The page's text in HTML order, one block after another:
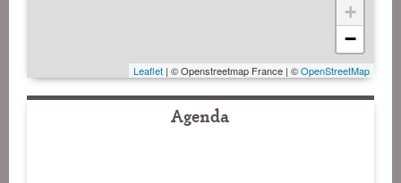
+
−
Leaflet | © Openstreetmap France | ©OpenStreetMap
Agenda